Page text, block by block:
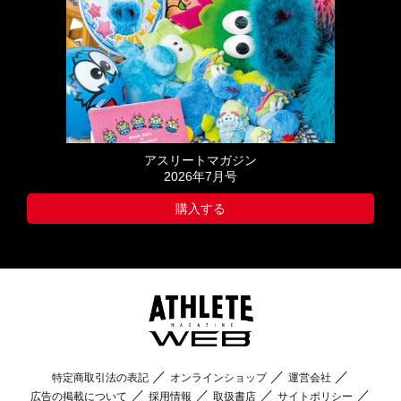
アスリートマガジン
2026年7月号
購入する
特定商取引法の表記 オンラインショップ
運営会社
広告の掲載について
採用情報 取扱書店 サイトポリシー